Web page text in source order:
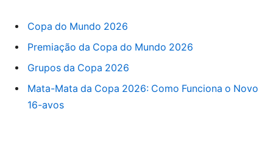
Copa do Mundo 2026
Premiação da Copa do Mundo 2026
Grupos da Copa 2026
Mata-Mata da Copa 2026: Como Funciona o Novo
16-avos